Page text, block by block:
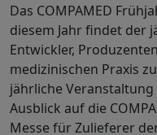
Das COMPAMED
diesem Jahr findet der
Entwickler,
medizinischen Praxis
jährliche
Ausblick auf die
Messe für Zulieferer